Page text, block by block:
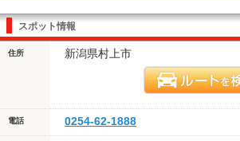
スポット情報
住所 新潟県村上市
電話 0254-62-1888